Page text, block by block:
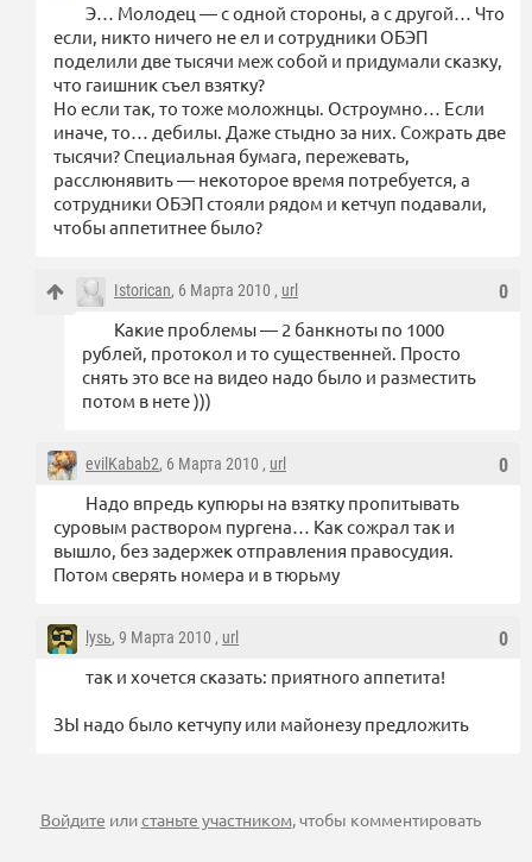
Э… Молодец — с одной стороны, а с другой… Что
если, никто ничего не ел и сотрудники ОБЭП
поделили две тысячи меж собой и придумали сказку,
что гаишник съел взятку?
Но если так, то тоже моложнцы. Остроумно… Если
иначе, то… дебилы. Даже стыдно за них. Сожрать две
тысячи? Специальная бумага, пережевать,
расслюнявить — некоторое время потребуется, а
сотрудники ОБЭП стояли рядом и кетчуп подавали,
чтобы аппетитнее было?
0
Istorican, 6 Марта 2010 , url
Какие проблемы — 2 банкноты по 1000
рублей, протокол и то существенней. Просто
снять это все на видео надо было и разместить
потом в нете )))
0
evilKabab2, 6 Марта 2010 , url
Надо впредь купюры на взятку пропитывать
суровым раствором пургена… Как сожрал так и
вышло, без задержек отправления правосудия.
Потом сверять номера и в тюрьму
0
lysь, 9 Марта 2010 , url
так и хочется сказать: приятного аппетита!
ЗЫ надо было кетчупу или майонезу предложить
Войдите илистаньте участником, чтобы комментировать